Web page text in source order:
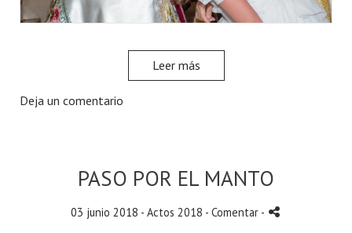
Leer más
Deja un comentario
PASO POR EL MANTO
03 junio 2018 - Actos 2018 - Comentar -